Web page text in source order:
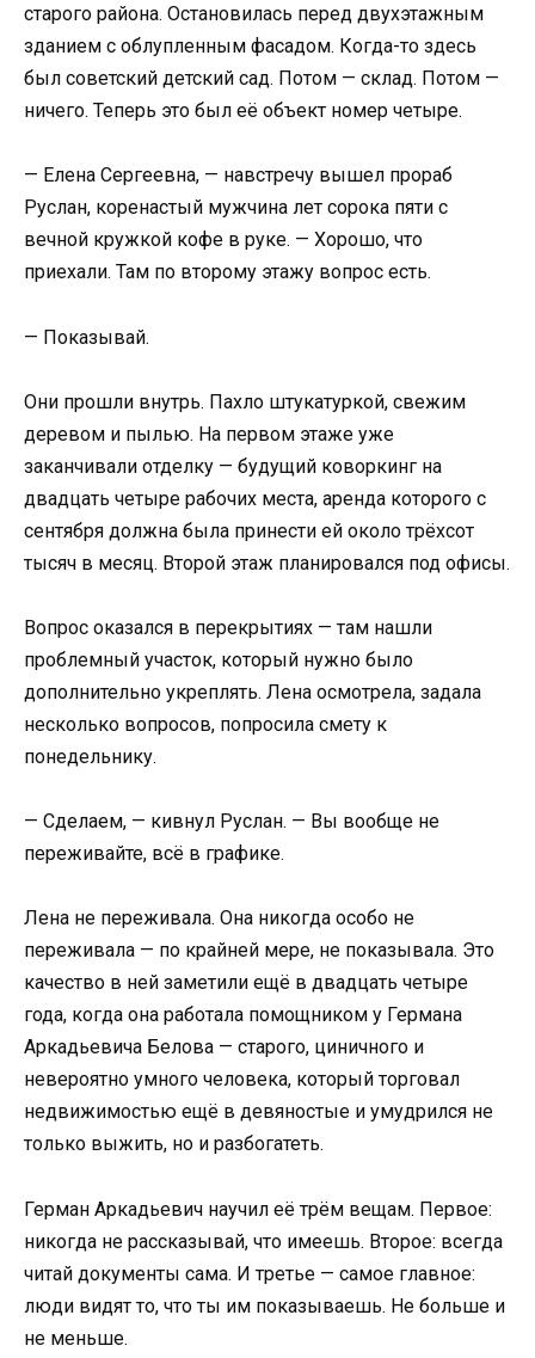
старого района. Остановилась перед двухэтажным
зданием с облупленным фасадом. Когда-то здесь
был советский детский сад. Потом — склад. Потом —
ничего. Теперь это был её объект номер четыре.
— Елена Сергеевна, — навстречу вышел прораб
Руслан, коренастый мужчина лет сорока пяти с
вечной кружкой кофе в руке. — Хорошо, что
приехали. Там по второму этажу вопрос есть.
— Показывай.
Они прошли внутрь. Пахло штукатуркой, свежим
деревом и пылью. На первом этаже уже
заканчивали отделку — будущий коворкинг на
двадцать четыре рабочих места, аренда которого с
сентября должна была принести ей около трёхсот
тысяч в месяц. Второй этаж планировался под офисы.
Вопрос оказался в перекрытиях — там нашли
проблемный участок, который нужно было
дополнительно укреплять. Лена осмотрела, задала
несколько вопросов, попросила смету к
понедельнику.
— Сделаем, — кивнул Руслан. — Вы вообще не
переживайте, всё в графике.
Лена не переживала. Она никогда особо не
переживала — по крайней мере, не показывала. Это
качество в ней заметили ещё в двадцать четыре
года, когда она работала помощником у Германа
Аркадьевича Белова — старого, циничного и
невероятно умного человека, который торговал
недвижимостью ещё в девяностые и умудрился не
только выжить, но и разбогатеть.
Герман Аркадьевич научил её трём вещам. Первое:
никогда не рассказывай, что имеешь. Второе: всегда
читай документы сама. И третье — самое главное:
люди видят то, что ты им показываешь. Не больше и
не меньше.